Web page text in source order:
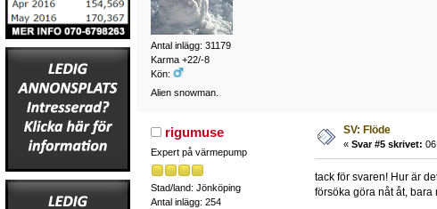
Antal inlägg: 31179
Karma +22/-8
Kön:
Alien snowman.
rigumuse
Expert på värmepump
Stad/land: Jönköping
Antal inlägg: 254
SV: Flöde
« Svar #5 skrivet:
tack för svaren! Hur är
försöka göra nåt åt, bara